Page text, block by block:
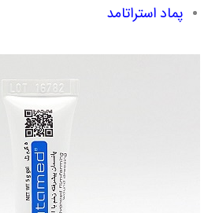
پماد استراتامد